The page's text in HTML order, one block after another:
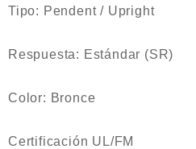
Tipo: Pendent / Upright
Respuesta: Estándar (SR)
Color: Bronce
Certificación UL/FM